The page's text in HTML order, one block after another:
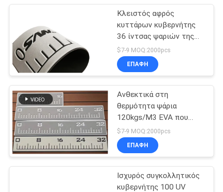
Χαλιά βαρκών
κάλυψης
Θαλάσσιο πιό
δροσερό μαξιλάρι
χαλιών
Κλειστός αφρός
κυττάρων κυβερνήτης
36 ίντσας ψαριών της
EVA για τη μέτρηση
$7-9 MOQ:2000pcs
ΕΠΑΦΉ
Ανθεκτικά στη
θερμότητα ψάρια
120kgs/M3 EVA που
μετρούν την ταινία
$7-9 MOQ:2000pcs
ΕΠΑΦΉ
Ισχυρός συγκολλητικός
κυβερνήτης 100 UV